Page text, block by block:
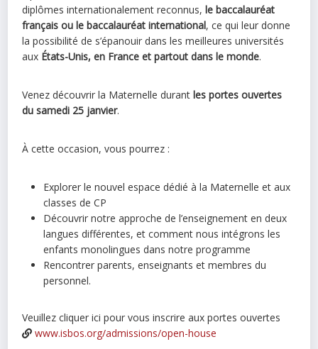
diplômes internationalement reconnus,le baccalauréat
français ou le baccalauréat international, ce qui leur donne
la possibilité de s’épanouir dans les meilleures universités
aux États-Unis, en France et partout dans le monde.
Venez découvrir la Maternelle durantles portes ouvertes
du samedi 25 janvier.
À cette occasion, vous pourrez :
Explorer le nouvel espace dédié à la Maternelle et aux
classes de CP
Découvrir notre approche de l’enseignement en deux
langues différentes, et comment nous intégrons les
enfants monolingues dans notre programme
Rencontrer parents, enseignants et membres du
personnel.
Veuillez cliquer ici pour vous inscrire aux portes ouvertes
www.isbos.org/admissions/open-house